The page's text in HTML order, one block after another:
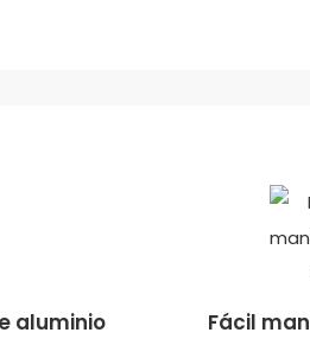
aluminio Fácil